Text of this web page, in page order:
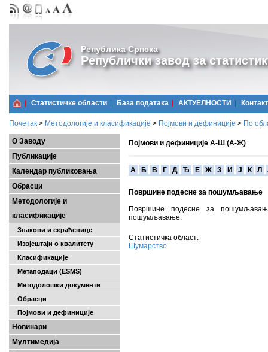
Република Српска
Републички завод за
Статистичке области Базa података АКТУЕЛНОСТИ Контакт
Почетак > Методологије и класификације > Појмови и дефиниције > По
О Заводу
Публикације
Календар публиковања
Обрасци
Методологије и
класификације
Знакови и скраћенице
Извјештаји о квалитету
Класификације
Метаподаци (ESMS)
Методолошки документи
Обрасци
Појмови и дефиниције
Новинари
Мултимедија
Појмови и дефиниције А-Ш (А-Ж)
A Б В Г Д Ђ Е Ж З И Ј К Л
Површине подесне за пошумљавање
Површине подесне за
пошумљавање.
Статистичка област:
Шумарство